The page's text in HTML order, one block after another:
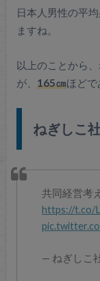
日本人男性の平
ますね。
以上のことから
が、 165㎝ほどで
ねぎしこ
共同経営考
https://t.co/
— ねぎしこ